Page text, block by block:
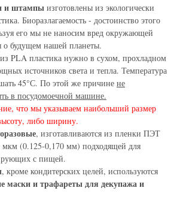
и штампы изготовлены из экологически
Биоразлагаемость - достоинство этого
его мы не наносим вред окружающей
о будущем нашей планеты.
PLA пластика нужно в сухом, прохладном
источников света и тепла. Температура
45°С. По этой же причине не
в посудомоечной машине.
что мы указываем наибольший размер
либо ширину.
, изготавливаются из пленки ПЭТ
(0.125-0,170 мм) подходящей для
с пищей.
, кроме кондитерских целей, используются
маски и трафареты для декупажа и